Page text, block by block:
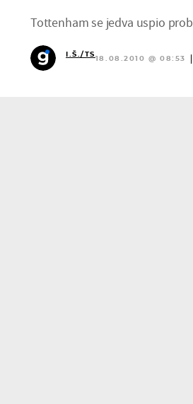
Tottenham se jedva uspio
I.Š./TS
18.08.2010 @ 08:53